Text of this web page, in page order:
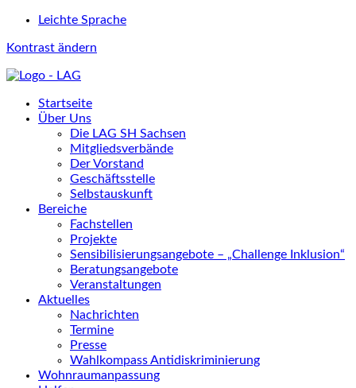
Leichte Sprache
Kontrast ändern
Startseite
Über Uns
Die LAG SH Sachsen
Mitgliedsverbände
Der Vorstand
Geschäftsstelle
Selbstauskunft
Bereiche
Fachstellen
Projekte
Sensibilisierungsangebote – „Challenge Inklusion“
Beratungsangebote
Veranstaltungen
Aktuelles
Nachrichten
Termine
Presse
Wahlkompass Antidiskriminierung
Wohnraumanpassung